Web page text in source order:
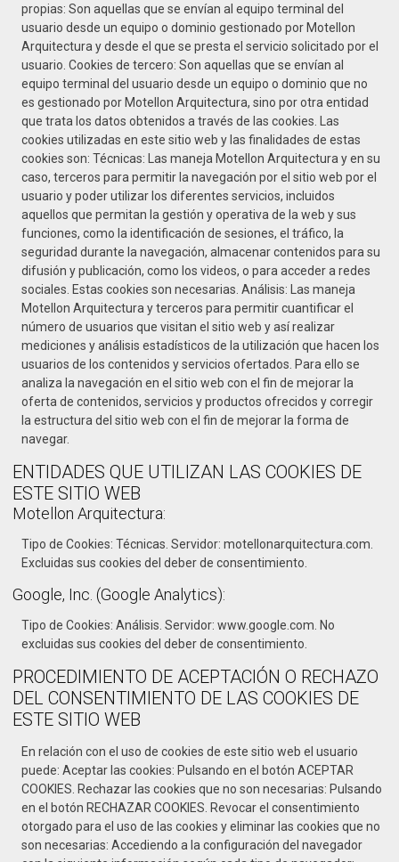
propias: Son aquellas que se envían al equipo terminal del
usuario desde un equipo o dominio gestionado por Motellon
Arquitectura y desde el que se presta el servicio solicitado por el
usuario. Cookies de tercero: Son aquellas que se envían al
equipo terminal del usuario desde un equipo o dominio que no
es gestionado por Motellon Arquitectura, sino por otra entidad
que trata los datos obtenidos a través de las cookies. Las
cookies utilizadas en este sitio web y las finalidades de estas
cookies son: Técnicas: Las maneja Motellon Arquitectura y en su
caso, terceros para permitir la navegación por el sitio web por el
usuario y poder utilizar los diferentes servicios, incluidos
aquellos que permitan la gestión y operativa de la web y sus
funciones, como la identificación de sesiones, el tráfico, la
seguridad durante la navegación, almacenar contenidos para su
difusión y publicación, como los videos, o para acceder a redes
sociales. Estas cookies son necesarias. Análisis: Las maneja
Motellon Arquitectura y terceros para permitir cuantificar el
número de usuarios que visitan el sitio web y así realizar
mediciones y análisis estadísticos de la utilización que hacen los
usuarios de los contenidos y servicios ofertados. Para ello se
analiza la navegación en el sitio web con el fin de mejorar la
oferta de contenidos, servicios y productos ofrecidos y corregir
la estructura del sitio web con el fin de mejorar la forma de
navegar.
ENTIDADES QUE UTILIZAN LAS COOKIES DE
ESTE SITIO WEB
Motellon Arquitectura:
Tipo de Cookies: Técnicas. Servidor: motellonarquitectura.com.
Excluidas sus cookies del deber de consentimiento.
Google, Inc. (Google Analytics):
Tipo de Cookies: Análisis. Servidor: www.google.com. No
excluidas sus cookies del deber de consentimiento.
PROCEDIMIENTO DE ACEPTACIÓN O RECHAZO
DEL CONSENTIMIENTO DE LAS COOKIES DE
ESTE SITIO WEB
En relación con el uso de cookies de este sitio web el usuario
puede: Aceptar las cookies: Pulsando en el botón ACEPTAR
COOKIES. Rechazar las cookies que no son necesarias: Pulsando
en el botón RECHAZAR COOKIES. Revocar el consentimiento
otorgado para el uso de las cookies y eliminar las cookies que no
son necesarias: Accediendo a la configuración del navegador